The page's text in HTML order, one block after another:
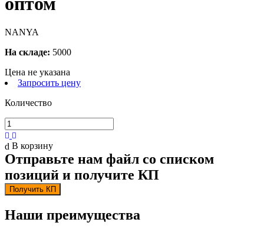
NANYA
На складе: 5000
Цена не указана
Запросить цену
Количество
В корзину
Отправьте нам файл со списком
позиций и получите КП
Получить КП
Наши преимущества